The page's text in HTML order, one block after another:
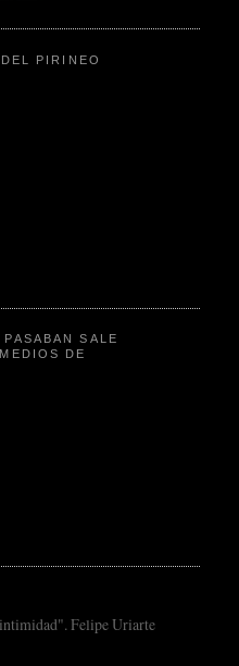
PIRINEO
SALE
DE
Felipe Uriarte